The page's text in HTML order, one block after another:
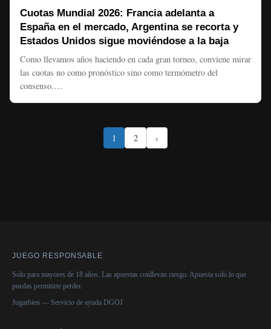
Cuotas Mundial 2026: Francia adelanta a
España en el mercado, Argentina se recorta y
Estados Unidos sigue moviéndose a la baja
Como llevamos años haciendo en cada gran torneo, conviene mirar
las cuotas no como pronóstico sino como termómetro del
consenso.…
1 2 ›
JUEGO RESPONSABLE
Solo para mayores de 18 años. Las apuestas conllevan riesgo. Apuesta solo lo que
puedas permitirte perder.
Jugarbien — Servicio de ayuda DGOJ